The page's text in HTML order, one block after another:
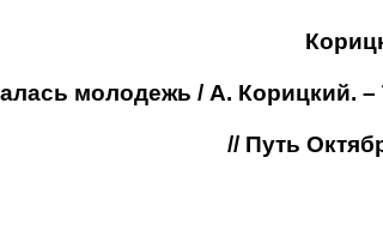
молодежь / А. Корицкий. –
// Путь